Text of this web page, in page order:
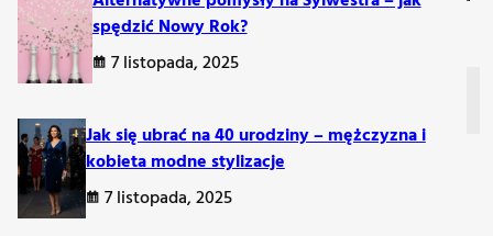
jako bagatelizowanie emocji żałobników.
spędzić Nowy Rok?
7 listopada, 2025
Jak się ubrać na 40 urodziny – mężczyzna i
kobieta modne stylizacje
7 listopada, 2025